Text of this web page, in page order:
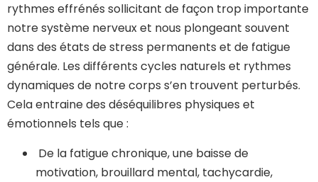
rythmes effrénés sollicitant de façon trop importante
notre système nerveux et nous plongeant souvent
dans des états de stress permanents et de fatigue
générale. Les différents cycles naturels et rythmes
dynamiques de notre corps s’en trouvent perturbés.
Cela entraine des déséquilibres physiques et
émotionnels tels que :
De la fatigue chronique, une baisse de
motivation, brouillard mental, tachycardie,